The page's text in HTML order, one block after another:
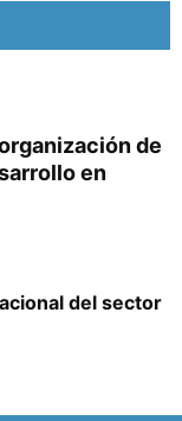
de
en
del sector